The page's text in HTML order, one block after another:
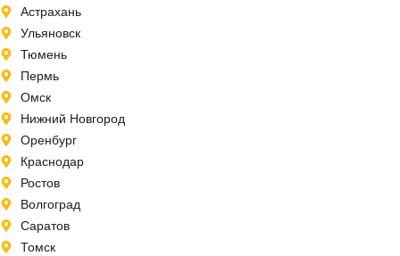
Астрахань
Ульяновск
Тюмень
Пермь
Омск
Нижний Новгород
Оренбург
Краснодар
Ростов
Волгоград
Саратов
Томск